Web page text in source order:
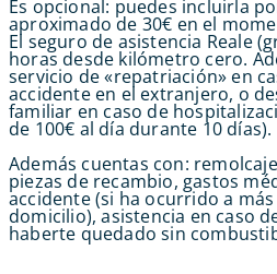
Es opcional: puedes incluirla
aproximado de 30€ en el
El seguro de asistencia Reale
horas desde kilómetro cero.
servicio de «repatriación» en
accidente en el extranjero, o
familiar en caso de
de 100€ al día durante 10 días).
Además cuentas con:
piezas de recambio, gastos
accidente (si ha ocurrido a
domicilio), asistencia en caso
haberte quedado sin